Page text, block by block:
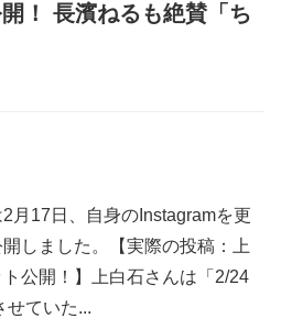
！ 長濱ねるも絶賛「ち
月17日、自身のInstagramを更
しました。【実際の投稿：上
公開！】上白石さんは「2/24
せていた...